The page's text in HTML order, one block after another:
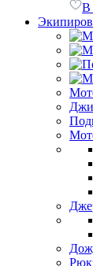
В